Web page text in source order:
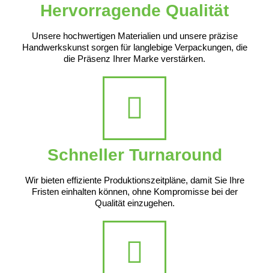
Hervorragende Qualität
Unsere hochwertigen Materialien und unsere präzise
Handwerkskunst sorgen für langlebige Verpackungen, die
die Präsenz Ihrer Marke verstärken.
Schneller Turnaround
Wir bieten effiziente Produktionszeitpläne, damit Sie Ihre
Fristen einhalten können, ohne Kompromisse bei der
Qualität einzugehen.